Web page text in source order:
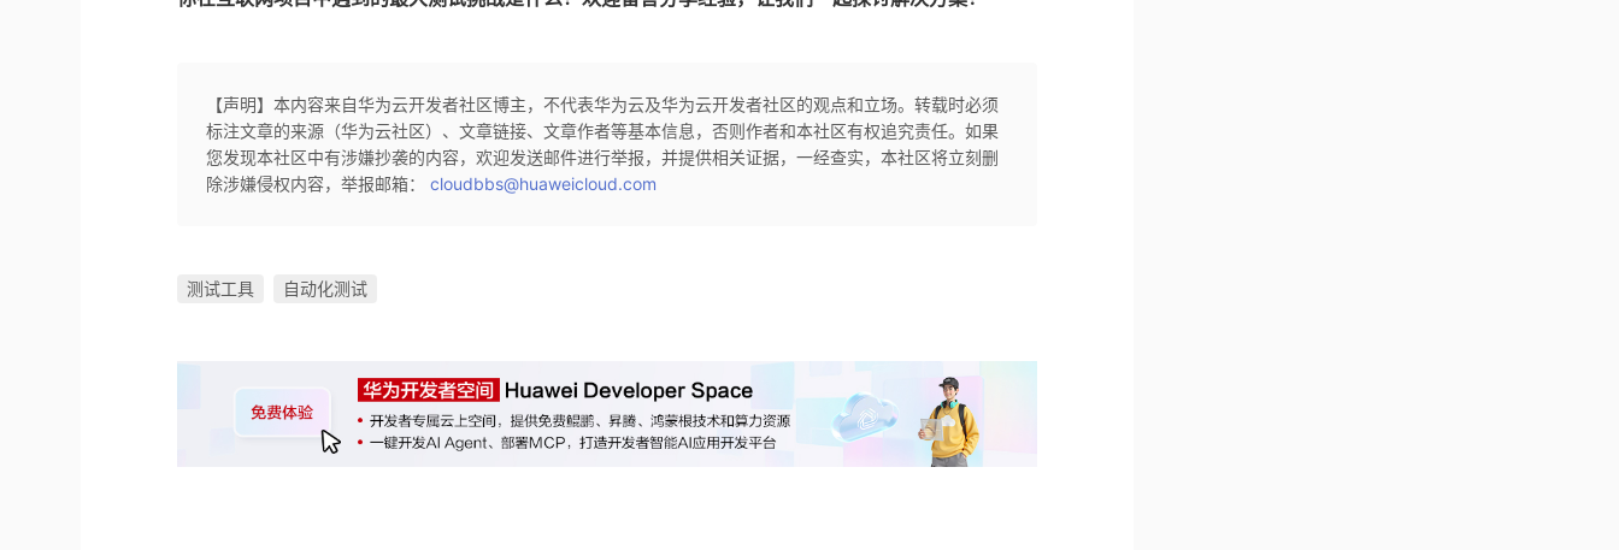
【声明】本内容来自华为云开发者社区博主，不代表华为云及华为云开发者社区的观点和立场。转载时必须
标注文章的来源（华为云社区）、文章链接、文章作者等基本信息，否则作者和本社区有权追究责任。如果
您发现本社区中有涉嫌抄袭的内容，欢迎发送邮件进行举报，并提供相关证据，一经查实，本社区将立刻删
除涉嫌侵权内容，举报邮箱：cloudbbs@huaweicloud.com
测试工具 自动化测试